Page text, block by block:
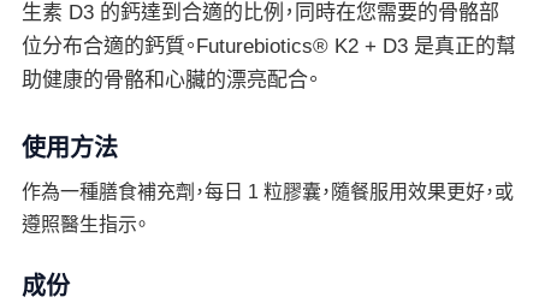
生素 D3 的鈣達到合適的比例，同時在您需要的骨骼部
位分布合適的鈣質。Futurebiotics® K2 + D3 是真正的幫
助健康的骨骼和心臟的漂亮配合。
使用方法
作為一種膳食補充劑，每日 1 粒膠囊，隨餐服用效果更好，或
遵照醫生指示。
成份